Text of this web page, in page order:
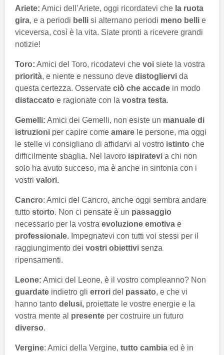
Ariete: Amici dell’Ariete, oggi ricordatevi che la ruota
gira, e a periodi belli si alternano periodi meno belli e
viceversa, così è la vita. Siate pronti a ricevere grandi
notizie!
Toro: Amici del Toro, ricodatevi che voi siete la vostra
priorità, e niente e nessuno deve distogliervi da
questa certezza. Osservate ciò che accade in modo
distaccato e ragionate con la vostra testa.
Gemelli: Amici dei Gemelli, non esiste un manuale di
istruzioni per capire come amare le persone, ma oggi
le stelle vi consigliano di affidarvi al vostro istinto che
difficilmente sbaglia. Nel lavoro ispiratevi a chi non
solo ha avuto succeso, ma è anche in sintonia con i
vostri valori.
Cancro: Amici del Cancro, anche oggi sembra andare
tutto storto. Non ci pensate è un passaggio
necessario per la vostra evoluzione emotiva e
professionale. Impegnatevi con tutti voi stessi per il
raggiungimento dei vostri obiettivi senza
ripensamenti.
Leone: Amici del Leone, è il vostro compleanno? Non
guardate indietro gli errori del passato, e che vi
hanno tanto delusi, proiettate le vostre energie e la
vostra mente al presente per costruire un futuro
diverso.
Vergine: Amici della Vergine, tutto cambia ed è in